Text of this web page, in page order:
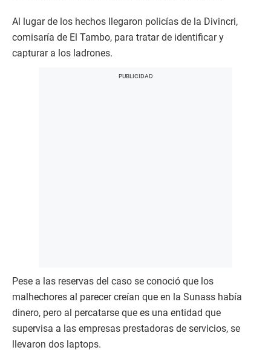
Al lugar de los hechos llegaron policías de la Divincri,
comisaría de El Tambo, para tratar de identificar y
capturar a los ladrones.
Pese a las reservas del caso se conoció que los
malhechores al parecer creían que en la Sunass había
dinero, pero al percatarse que es una entidad que
supervisa a las empresas prestadoras de servicios, se
llevaron dos laptops.